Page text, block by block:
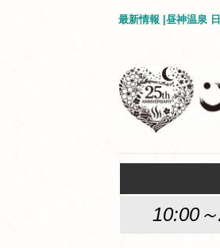
最新情報 |昼神温泉
10:00